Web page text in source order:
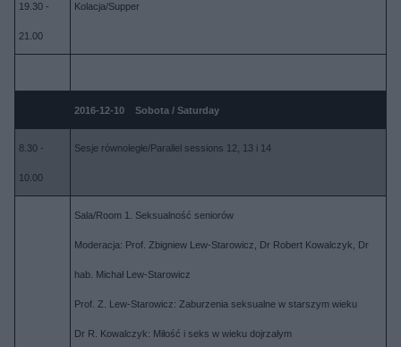
19.30 -
21.00
Kolacja/Supper
2016-12-10 Sobota / Saturday
8.30 -
10.00
Sesje równoległe/Parallel sessions 12, 13 i 14
Sala/Room 1. Seksualność seniorów
Moderacja: Prof. Zbigniew Lew-Starowicz, Dr Robert Kowalczyk, Dr
hab. Michał Lew-Starowicz
Prof. Z. Lew-Starowicz: Zaburzenia seksualne w starszym wieku
Dr R. Kowalczyk: Miłość i seks w wieku dojrzałym